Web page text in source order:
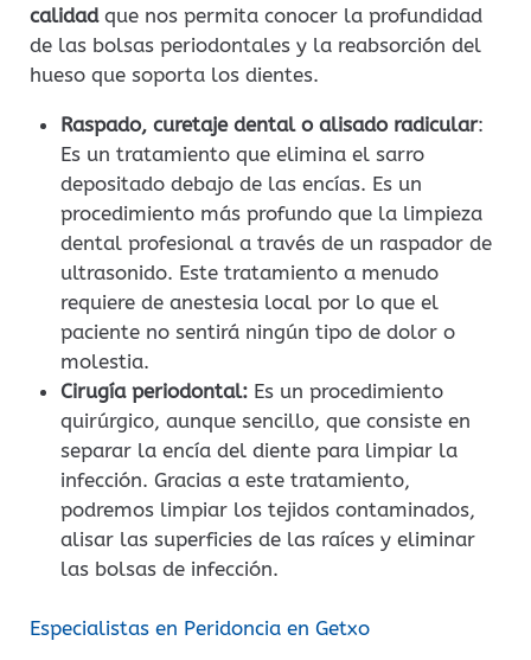
calidadque nos permita conocer la profundidad
de las bolsas periodontales y la reabsorción del
hueso que soporta los dientes.
Raspado, curetaje dental o alisado radicular:
Es un tratamiento que elimina el sarro
depositado debajo de las encías. Es un
procedimiento más profundo que la limpieza
dental profesional a través de un raspador de
ultrasonido. Este tratamiento a menudo
requiere de anestesia local por lo que el
paciente no sentirá ningún tipo de dolor o
molestia.
Cirugía periodontal:Es un procedimiento
quirúrgico, aunque sencillo, que consiste en
separar la encía del diente para limpiar la
infección. Gracias a este tratamiento,
podremos limpiar los tejidos contaminados,
alisar las superficies de las raíces y eliminar
las bolsas de infección.
Especialistas en Peridoncia en Getxo